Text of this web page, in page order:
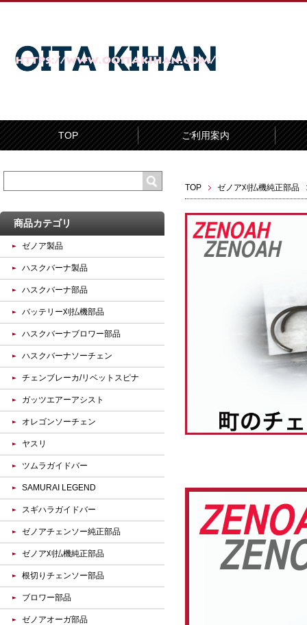
TOP ご利用案内
TOP ゼノア刈払機純正部品
商品カテゴリ
ゼノア製品
ハスクバーナ製品
ハスクバーナ部品
バッテリー刈払機部品
ハスクバーナブロワー部品
ハスクバーナソーチェン
チェンブレーカ/リベットスピナ
ガッツエアーアシスト
オレゴンソーチェン
ヤスリ
ツムラガイドバー
SAMURAI LEGEND
スギハラガイドバー
ゼノアチェンソー純正部品
ゼノア刈払機純正部品
根切りチェンソー部品
ブロワー部品
ゼノアオーガ部品